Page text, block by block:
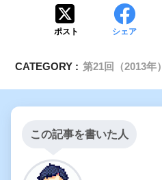
ポスト シェア
CATEGORY : 第21回（2013年）
この記事を書いた人